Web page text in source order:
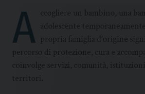
A ccogliere un bambino, una
adolescente
propria famiglia d’origine
percorso di protezione, cura e
coinvolge servizi, comunità,
territori.